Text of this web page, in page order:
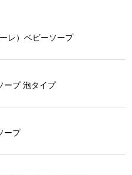
レ）ベビーソープ
ープ 泡タイプ
ープ